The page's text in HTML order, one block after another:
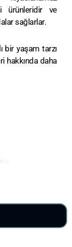
ürünleridir ve
sağlarlar.
bir yaşam tarzı
hakkında daha